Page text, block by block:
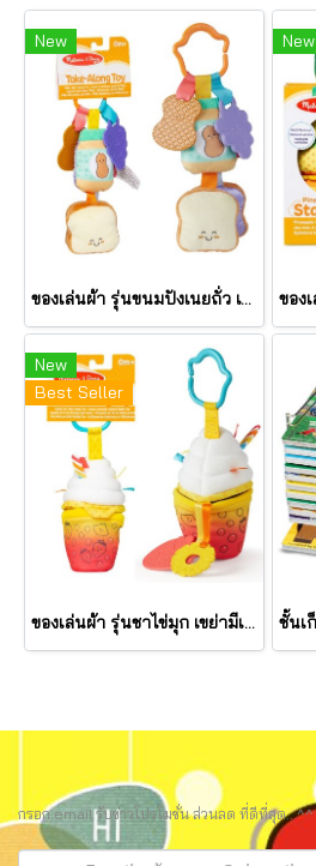
New
ของเล่นผ้า รุ่นขนมปังเนยถั่ว เขย่ามีเสียง PB&J Take Along Toy รุ่น 30742 ยี่ห้อ Melissa & Doug
New
New
Best Seller
ของเล่นผ้า รุ่นชาไข่มุก เขย่ามีเสียง Bubble Tea Take Along Toy รุ่น 30744 ยี่ห้อ Melissa & Doug
กรอก email รับข่าวโปรโมชั่น ส่วนลด ที่ดีที่สุด.. ^^